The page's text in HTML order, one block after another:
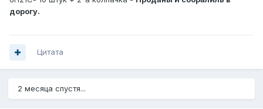
дорогу.
Цитата
2 месяца спустя...